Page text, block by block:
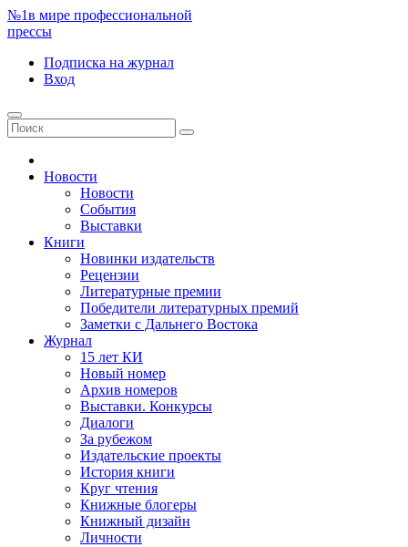
№1в мире профессиональной
прессы
Подписка на журнал
Вход
Новости
Новости
События
Выставки
Книги
Новинки издательств
Рецензии
Литературные премии
Победители литературных премий
Заметки с Дальнего Востока
Журнал
15 лет КИ
Новый номер
Архив номеров
Выставки. Конкурсы
Диалоги
За рубежом
Издательские проекты
История книги
Круг чтения
Книжные блогеры
Книжный дизайн
Личности